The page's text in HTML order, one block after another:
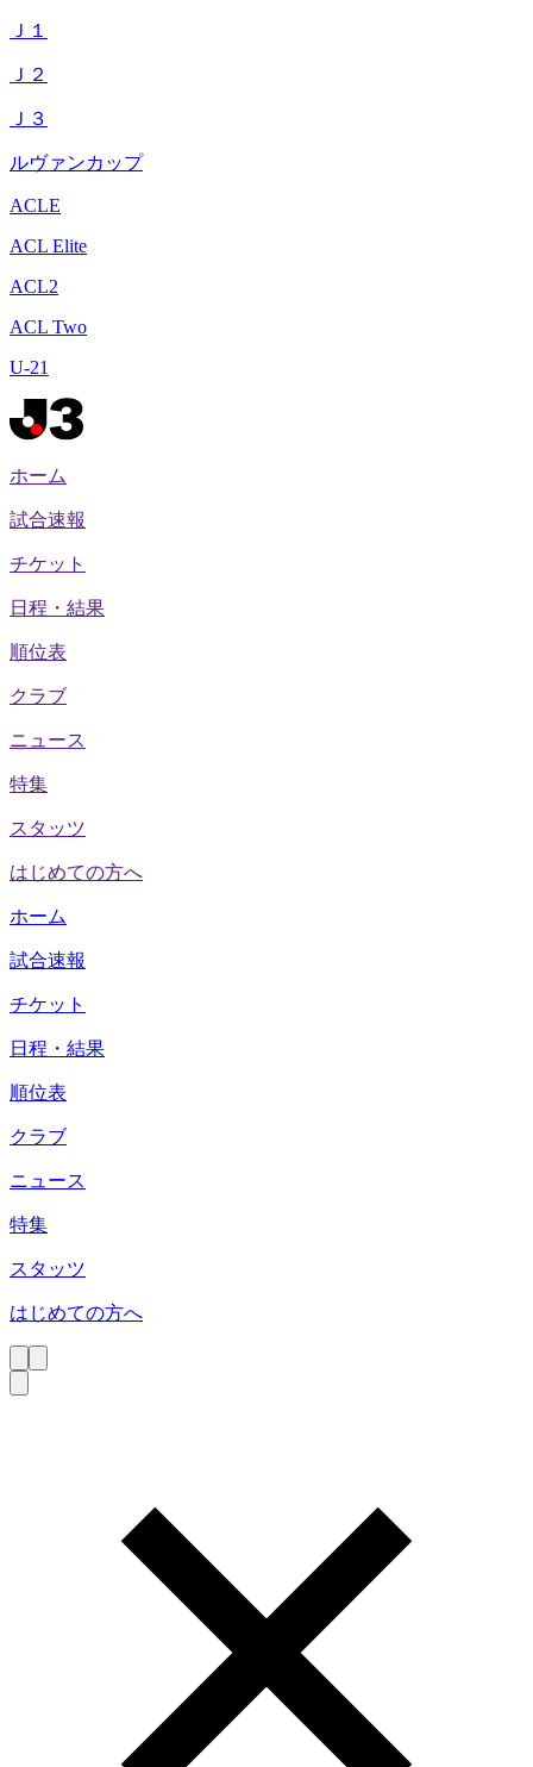
Ｊ１
Ｊ２
Ｊ３
ルヴァンカップ
ACLE
ACL Elite
ACL2
ACL Two
U-21
ホーム
試合速報
チケット
日程・結果
順位表
クラブ
ニュース
特集
スタッツ
はじめての方へ
ホーム
試合速報
チケット
日程・結果
順位表
クラブ
ニュース
特集
スタッツ
はじめての方へ